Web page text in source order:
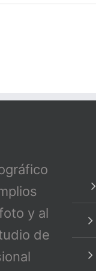
y al
de